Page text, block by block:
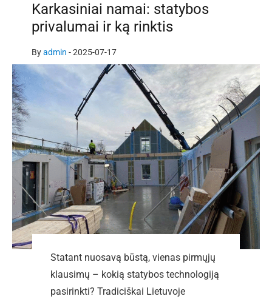
Karkasiniai namai: statybos
privalumai ir ką rinktis
Byadmin -2025-07-17
Statant nuosavą būstą, vienas pirmųjų
klausimų – kokią statybos technologiją
pasirinkti? Tradiciškai Lietuvoje